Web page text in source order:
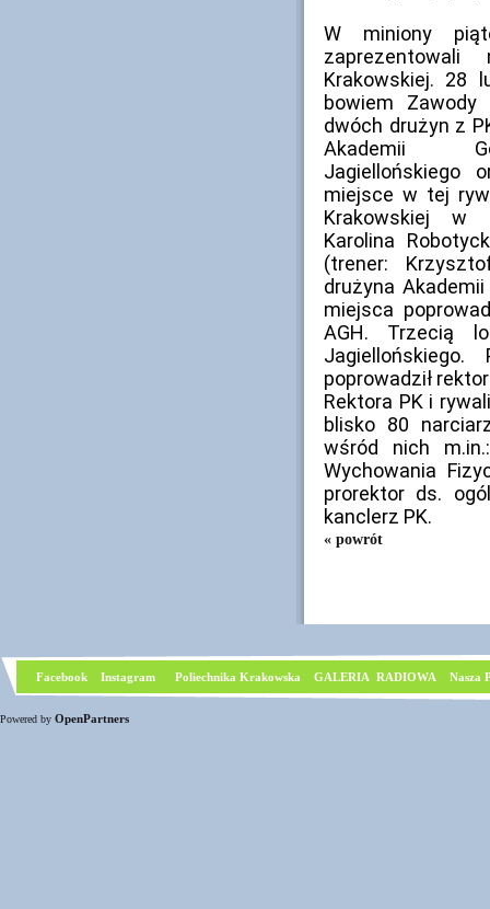
W miniony
Krakowskiej. 28
bowiem Zawody
dwóch drużyn z
Akademii
Jagiellońskiego
miejsce w tej
Krakowskiej w
Karolina
(trener:
drużyna
miejsca
AGH. Trzecią
poprowadził
Rektora PK i
blisko 80
wśród nich
Wychowania
prorektor ds.
kanclerz PK.
« powrót
Facebook Instagram Poliechnika Krakowska GALERIA RADIOWA Nasza
Powered by OpenPartners